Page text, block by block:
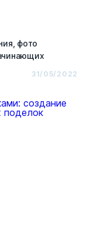
фото
31/05/2022